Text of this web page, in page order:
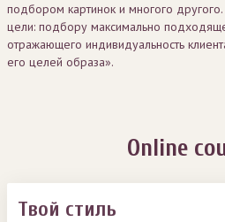
подбором картинок и многого
цели: подбору максимально
отражающего индивидуальность
его целей образа».
Online
Твой стиль